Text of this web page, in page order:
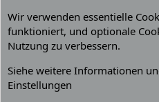
Cookies
Wir verwenden essentielle
funktioniert, und optionale
Nutzung zu verbessern.
Siehe weitere Informationen
Einstellungen